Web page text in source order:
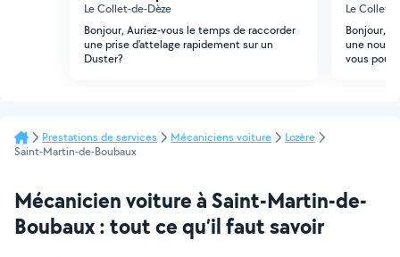
Le Collet-de-Dèze
Bonjour, Auriez-vous le temps de raccorder
une prise d'attelage rapidement sur un
Duster?
Le Collet-
Bonjour,
une
vous
Prestations de services Mécaniciens voiture
Lozère
Saint-Martin-de-Boubaux
Mécanicien voiture à Saint-Martin-de-
Boubaux : tout ce qu’il faut savoir